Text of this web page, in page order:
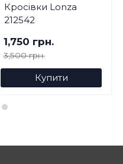
Кросівки Lonza
212542
1,750 грн.
3,500 грн.
Купити